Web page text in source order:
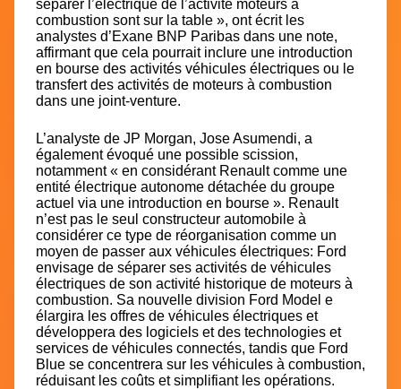
séparer l’électrique de l’activité moteurs à
combustion sont sur la table », ont écrit les
analystes d’Exane BNP Paribas dans une note,
affirmant que cela pourrait inclure une introduction
en bourse des activités véhicules électriques ou le
transfert des activités de moteurs à combustion
dans une joint-venture.
L’analyste de JP Morgan, Jose Asumendi, a
également évoqué une possible scission,
notamment « en considérant Renault comme une
entité électrique autonome détachée du groupe
actuel via une introduction en bourse ». Renault
n’est pas le seul constructeur automobile à
considérer ce type de réorganisation comme un
moyen de passer aux véhicules électriques: Ford
envisage de séparer ses activités de véhicules
électriques de son activité historique de moteurs à
combustion. Sa nouvelle division Ford Model e
élargira les offres de véhicules électriques et
développera des logiciels et des technologies et
services de véhicules connectés, tandis que Ford
Blue se concentrera sur les véhicules à combustion,
réduisant les coûts et simplifiant les opérations.